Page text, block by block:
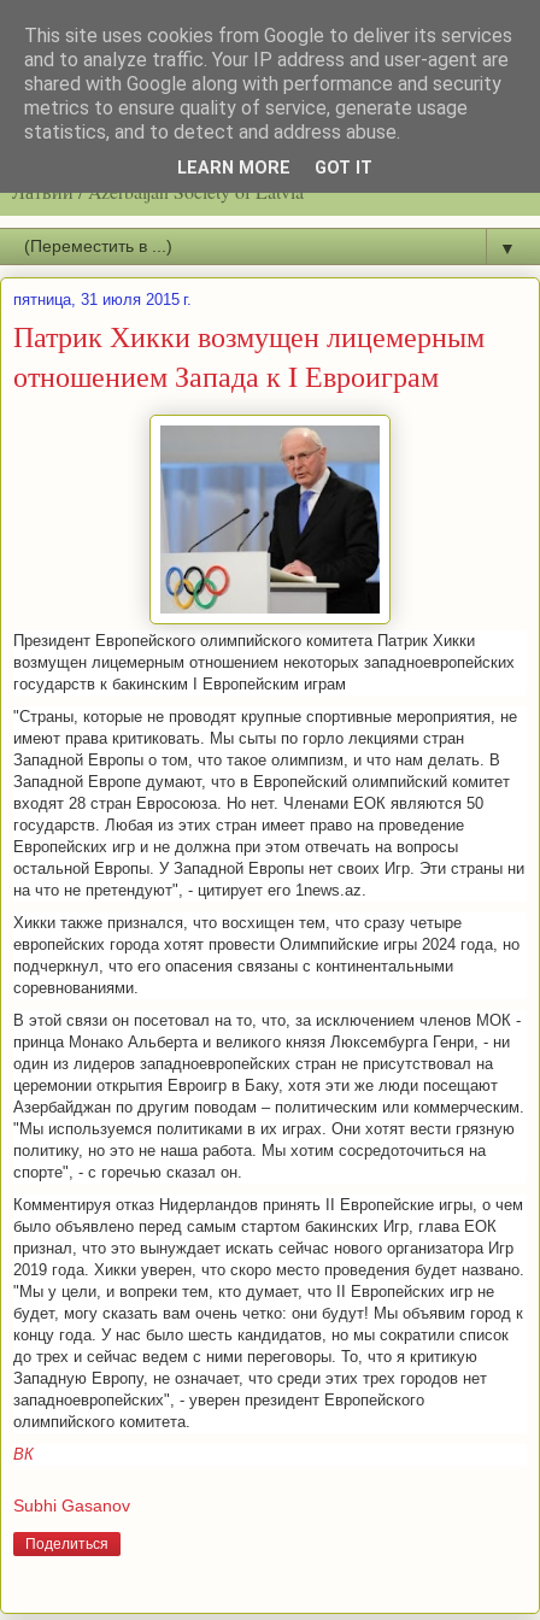
Latvijas azerbaidžāņu biedrību / Общество азербайджанцев
Латвии / Azerbaijan Society of Latvia
▼
пятница, 31 июля 2015 г.
Патрик Хикки возмущен лицемерным
отношением Запада к I Евроиграм
Президент Европейского олимпийского комитета Патрик Хикки
возмущен лицемерным отношением некоторых западноевропейских
государств к бакинским I Европейским играм
"Страны, которые не проводят крупные спортивные мероприятия, не
имеют права критиковать. Мы сыты по горло лекциями стран
Западной Европы о том, что такое олимпизм, и что нам делать. В
Западной Европе думают, что в Европейский олимпийский комитет
входят 28 стран Евросоюза. Но нет. Членами EOК являются 50
государств. Любая из этих стран имеет право на проведение
Европейских игр и не должна при этом отвечать на вопросы
остальной Европы. У Западной Европы нет своих Игр. Эти страны ни
на что не претендуют", - цитирует его 1news.az.
Хикки также признался, что восхищен тем, что сразу четыре
европейских города хотят провести Олимпийские игры 2024 года, но
подчеркнул, что его опасения связаны с континентальными
соревнованиями.
В этой связи он посетовал на то, что, за исключением членов МОК -
принца Монако Альберта и великого князя Люксембурга Генри, - ни
один из лидеров западноевропейских стран не присутствовал на
церемонии открытия Евроигр в Баку, хотя эти же люди посещают
Азербайджан по другим поводам – политическим или коммерческим.
"Мы используемся политиками в их играх. Они хотят вести грязную
политику, но это не наша работа. Мы хотим сосредоточиться на
спорте", - с горечью сказал он.
Комментируя отказ Нидерландов принять II Европейские игры, о чем
было объявлено перед самым стартом бакинских Игр, глава ЕОК
признал, что это вынуждает искать сейчас нового организатора Игр
2019 года. Хикки уверен, что скоро место проведения будет названо.
"Мы у цели, и вопреки тем, кто думает, что II Европейских игр не
будет, могу сказать вам очень четко: они будут! Мы объявим город к
концу года. У нас было шесть кандидатов, но мы сократили список
до трех и сейчас ведем с ними переговоры. То, что я критикую
Западную Европу, не означает, что среди этих трех городов нет
западноевропейских", - уверен президент Европейского
олимпийского комитета.
ВК
Subhi Gasanov
Поделиться
This site uses cookies from Google to deliver its services
and to analyze traffic. Your IP address and user-agent are
shared with Google along with performance and security
metrics to ensure quality of service, generate usage
statistics, and to detect and address abuse.
LEARN MORE GOT IT